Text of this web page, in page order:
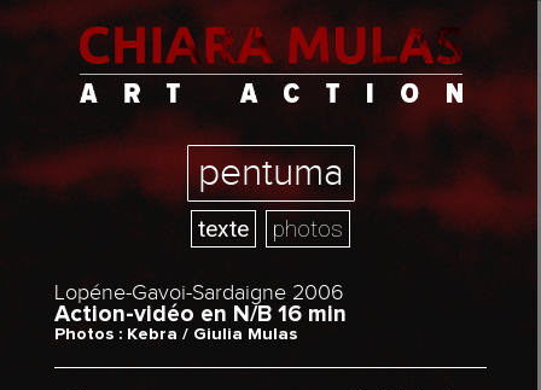
pentuma
texte photos
Lopéne-Gavoi-Sardaigne 2006
Action-vidéo en N/B 16 min
Photos : Kebra / Giulia Mulas